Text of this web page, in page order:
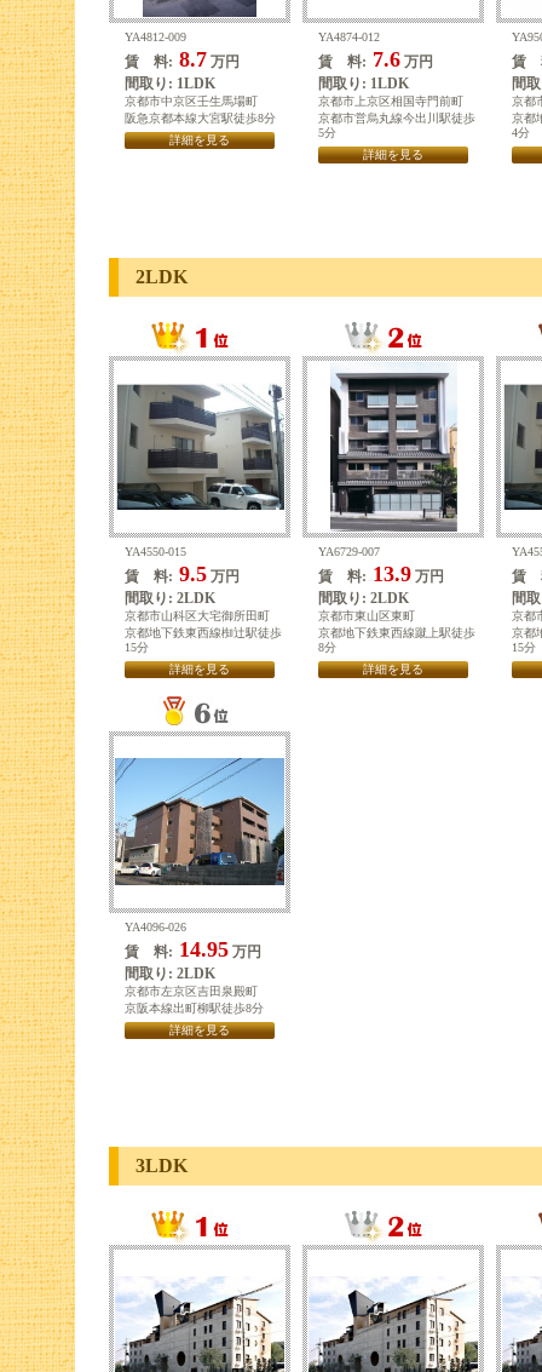
YA4812-009
賃 料: 8.7 万円
間取り: 1LDK
京都市中京区壬生馬場町
阪急京都本線大宮駅徒歩8分
詳細を見る
YA4874-012
賃 料: 7.6 万円
間取り: 1LDK
京都市上京区相国寺門前町
京都市営烏丸線今出川駅徒歩
5分
詳細を見る
賃
間
京都
京都
4分
2LDK
YA4550-015
賃 料: 9.5 万円
間取り: 2LDK
京都市山科区大宅御所田町
京都地下鉄東西線椥辻駅徒歩
15分
詳細を見る
YA6729-007
賃 料: 13.9 万円
間取り: 2LDK
京都市東山区東町
京都地下鉄東西線蹴上駅徒歩
8分
詳細を見る
賃
間
京都
京都
15分
YA4096-026
賃 料: 14.95 万円
間取り: 2LDK
京都市左京区吉田泉殿町
京阪本線出町柳駅徒歩8分
詳細を見る
3LDK